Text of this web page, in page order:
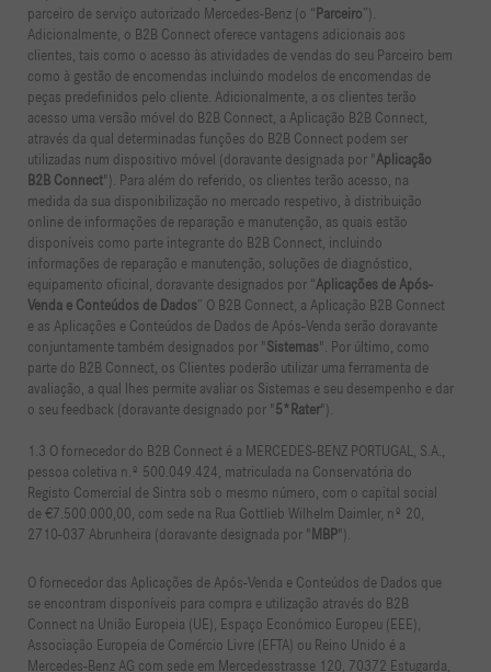
parceiro de serviço autorizado Mercedes-Benz (o “ Parceiro ”).
Adicionalmente, o B2B Connect oferece vantagens adicionais aos
clientes, tais como o acesso às atividades de vendas do seu Parceiro bem
como à gestão de encomendas incluindo modelos de encomendas de
peças predefinidos pelo cliente. Adicionalmente, a os clientes terão
acesso uma versão móvel do B2B Connect, a Aplicação B2B Connect,
através da qual determinadas funções do B2B Connect podem ser
utilizadas num dispositivo móvel (doravante designada por " Aplicação
B2B Connect"). Para além do referido, os clientes terão acesso, na
medida da sua disponibilização no mercado respetivo, à distribuição
online de informações de reparação e manutenção, as quais estão
disponíveis como parte integrante do B2B Connect, incluindo
informações de reparação e manutenção, soluções de diagnóstico,
equipamento oficinal, doravante designados por “Aplicações de Após-
Venda e Conteúdos de Dados” O B2B Connect, a Aplicação B2B Connect
e as Aplicações e Conteúdos de Dados de Após-Venda serão doravante
conjuntamente também designados por " Sistemas". Por último, como
parte do B2B Connect, os Clientes poderão utilizar uma ferramenta de
avaliação, a qual lhes permite avaliar os Sistemas e seu desempenho e dar
o seu feedback (doravante designado por " 5*Rater").
1.3 O fornecedor do B2B Connect é a MERCEDES-BENZ PORTUGAL, S.A.,
pessoa coletiva n.º 500.049.424, matriculada na Conservatória do
Registo Comercial de Sintra sob o mesmo número, com o capital social
de €7.500.000,00, com sede na Rua Gottlieb Wilhelm Daimler, nº 20,
2710-037 Abrunheira (doravante designada por " MBP").
O fornecedor das Aplicações de Após-Venda e Conteúdos de Dados que
se encontram disponíveis para compra e utilização através do B2B
Connect na União Europeia (UE), Espaço Económico Europeu (EEE),
Associação Europeia de Comércio Livre (EFTA) ou Reino Unido é a
Mercedes-Benz AG com sede em Mercedesstrasse 120, 70372 Estugarda,